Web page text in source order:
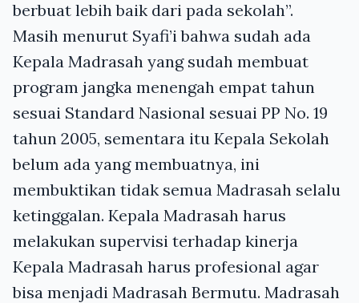
berbuat lebih baik dari pada sekolah”.
Masih menurut Syafi’i bahwa sudah ada
Kepala Madrasah yang sudah membuat
program jangka menengah empat tahun
sesuai Standard Nasional sesuai PP No. 19
tahun 2005, sementara itu Kepala Sekolah
belum ada yang membuatnya, ini
membuktikan tidak semua Madrasah selalu
ketinggalan. Kepala Madrasah harus
melakukan supervisi terhadap kinerja
Kepala Madrasah harus profesional agar
bisa menjadi Madrasah Bermutu. Madrasah